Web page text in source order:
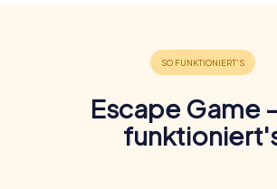
Escape Game